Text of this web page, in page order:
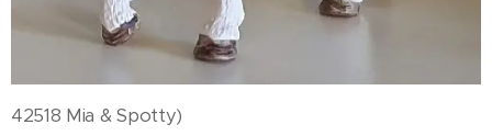
42518 Mia & Spotty)